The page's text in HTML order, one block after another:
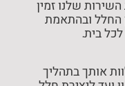
שלנו זמין
החלל ובהתאמת
בית.
אותך בתהליך